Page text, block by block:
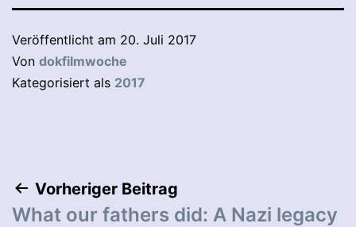
Veröffentlicht am 20. Juli 2017
Von dokfilmwoche
Kategorisiert als 2017
Beitragsnavigation
Vorheriger Beitrag
What our fathers did: A Nazi legacy